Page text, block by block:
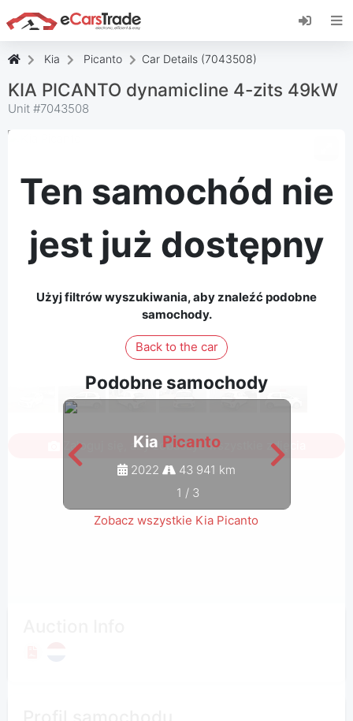
Zainstaluj aplikację internetową eCarsTrade,
dodaj ją do ekranu głównego i otrzymuj
Kia Picanto Car Details (7043508)
KIA PICANTO dynamicline 4-zits 49kW
Unit #7043508
Ten samochód nie
jest już dostępny
Użyj filtrów wyszukiwania, aby znaleźć podobne
samochody.
Back to the car
Podobne samochody
Kia Picanto
2022
43 941 km
1 / 3
Zobacz wszystkie Kia Picanto
Zaloguj się, aby zobaczyć wszystkie zdjęcia